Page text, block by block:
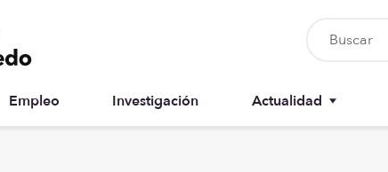
Empleo Investigación Actualidad